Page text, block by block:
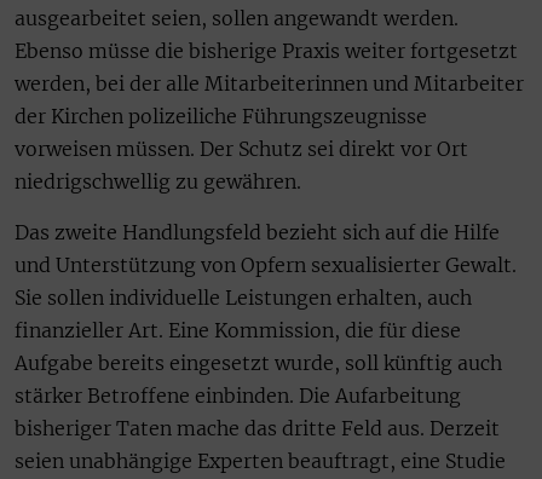
ausgearbeitet seien, sollen angewandt werden.
Ebenso müsse die bisherige Praxis weiter fortgesetzt
werden, bei der alle Mitarbeiterinnen und Mitarbeiter
der Kirchen polizeiliche Führungszeugnisse
vorweisen müssen. Der Schutz sei direkt vor Ort
niedrigschwellig zu gewähren.
Das zweite Handlungsfeld bezieht sich auf die Hilfe
und Unterstützung von Opfern sexualisierter Gewalt.
Sie sollen individuelle Leistungen erhalten, auch
finanzieller Art. Eine Kommission, die für diese
Aufgabe bereits eingesetzt wurde, soll künftig auch
stärker Betroffene einbinden. Die Aufarbeitung
bisheriger Taten mache das dritte Feld aus. Derzeit
seien unabhängige Experten beauftragt, eine Studie